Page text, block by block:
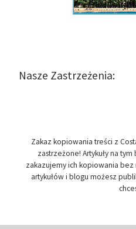
Nasze Zastrzeżenia:
Zakaz kopiowania treści z
zastrzeżone! Artykuły na tym
zakazujemy ich kopiowania bez
artykułów i blogu możesz